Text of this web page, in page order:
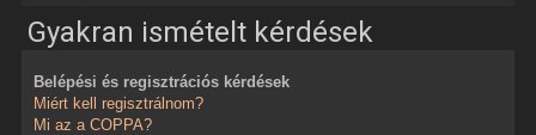
Gyakran ismételt kérdések
Belépési és regisztrációs kérdések
Miért kell regisztrálnom?
Mi az a COPPA?